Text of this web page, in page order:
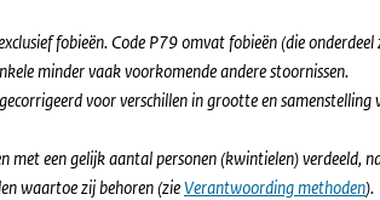
fobieën. Code P79 omvat fobieën (die onderdeel
minder vaak voorkomende andere stoornissen.
voor verschillen in grootte en samenstelling
met een gelijk aantal personen (kwintielen) verdeeld,
waartoe zij behoren (zieVerantwoording methoden).